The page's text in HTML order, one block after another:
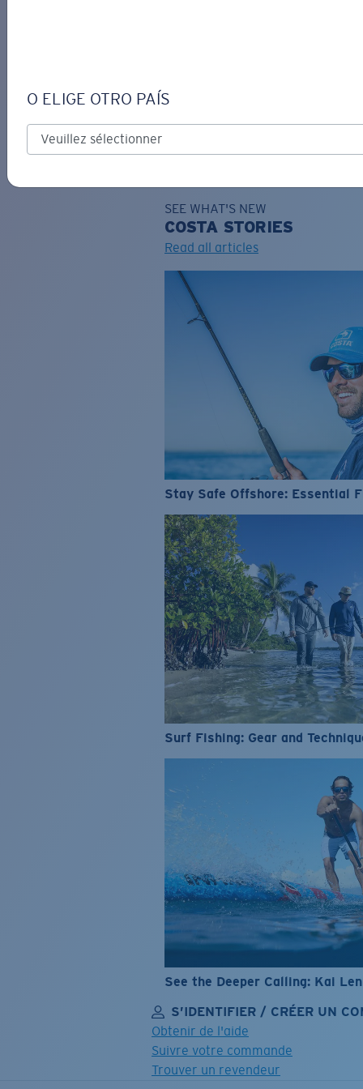
GRAVURE
Costa Stories
SEE WHAT'S NEW
COSTA STORIES
Read all articles
Stay Safe Offshore: Essential
Surf Fishing: Gear and
See the Deeper Calling: Kai
S’IDENTIFIER / CRÉER UN
Obtenir de l'aide
Suivre votre commande
Trouver un revendeur
O ELIGE OTRO PAÍS